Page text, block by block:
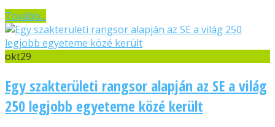
Tovább...
okt29
Egy szakterületi rangsor alapján az SE a világ
250 legjobb egyeteme közé került